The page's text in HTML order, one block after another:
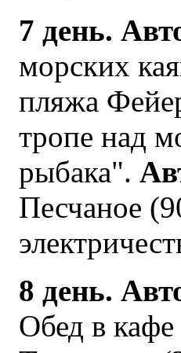
7 день.
морских
пляжа
тропе над
рыбака".
Песчаное
8 день.
Обед в